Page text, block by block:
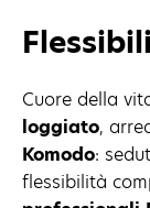
Cuore della
loggiato,
Komodo:
flessibilità